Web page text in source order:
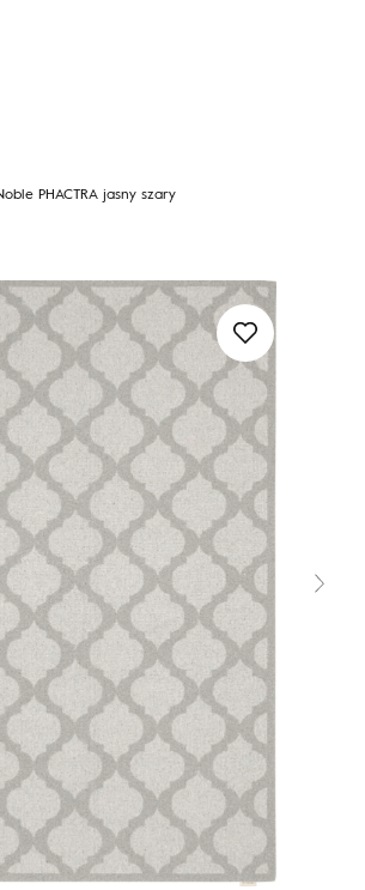
PHACTRA jasny szary